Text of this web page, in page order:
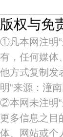
版权与免
①凡本网注明“
有，任何媒体
他方式复制发
明“来源：潼
②本网未注明“
更多信息之目
体、网站或个